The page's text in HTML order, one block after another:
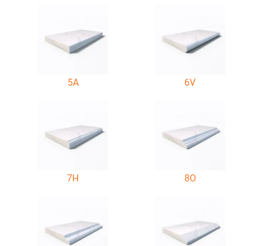
5A 6V
7H 8O